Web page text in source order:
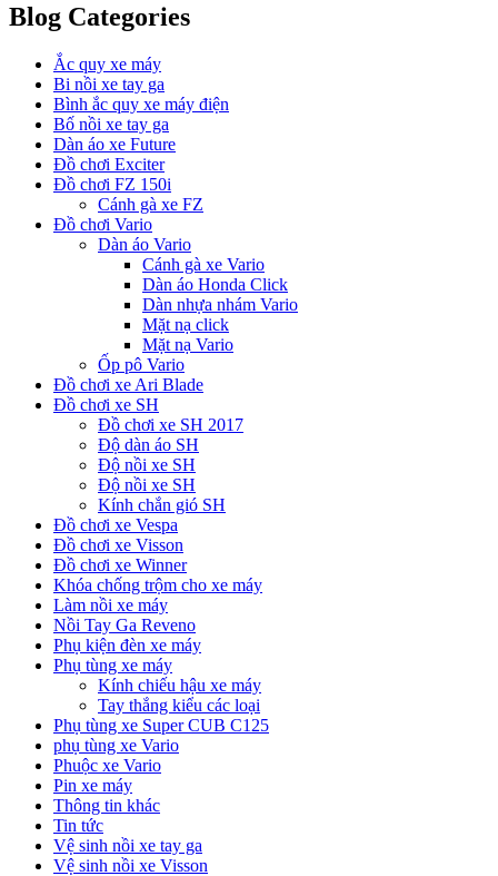
Blog Categories
Ắc quy xe máy
Bi nồi xe tay ga
Bình ắc quy xe máy điện
Bố nồi xe tay ga
Dàn áo xe Future
Đồ chơi Exciter
Đồ chơi FZ 150i
Cánh gà xe FZ
Đồ chơi Vario
Dàn áo Vario
Cánh gà xe Vario
Dàn áo Honda Click
Dàn nhựa nhám Vario
Mặt nạ click
Mặt nạ Vario
Ốp pô Vario
Đồ chơi xe Ari Blade
Đồ chơi xe SH
Đồ chơi xe SH 2017
Độ dàn áo SH
Độ nồi xe SH
Độ nồi xe SH
Kính chắn gió SH
Đồ chơi xe Vespa
Đồ chơi xe Visson
Đồ chơi xe Winner
Khóa chống trộm cho xe máy
Làm nồi xe máy
Nồi Tay Ga Reveno
Phụ kiện đèn xe máy
Phụ tùng xe máy
Kính chiếu hậu xe máy
Tay thắng kiểu các loại
Phụ tùng xe Super CUB C125
phụ tùng xe Vario
Phuộc xe Vario
Pin xe máy
Thông tin khác
Tin tức
Vệ sinh nồi xe tay ga
Vệ sinh nồi xe Visson